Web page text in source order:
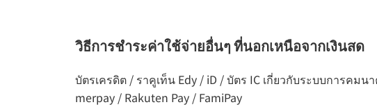
วิธีการชำระค่าใช้จ่ายอื่นๆ ที่นอกเหนือจากเงินสด
บัตรเครดิต / ราคูเท็น Edy / iD / บัตร IC เกี่ยวกับระบบการคม
merpay / Rakuten Pay / FamiPay